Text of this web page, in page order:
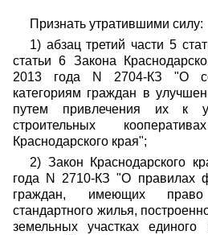
Признать утратившими силу:
1) абзац третий части 5
статьи 6 Закона
2013 года N 2704-КЗ "О
категориям граждан в
путем привлечения их к
строительных
Краснодарского края";
2) Закон Краснодарского
года N 2710-КЗ "О правилах
граждан, имеющих
стандартного жилья,
земельных участках единого